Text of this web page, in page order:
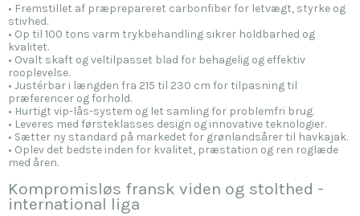
• Fremstillet af præprepareret carbonfiber for letvægt, styrke og
stivhed.
• Op til 100 tons varm trykbehandling sikrer holdbarhed og
kvalitet.
• Ovalt skaft og veltilpasset blad for behagelig og effektiv
rooplevelse.
• Justérbar i længden fra 215 til 230 cm for tilpasning til
præferencer og forhold.
• Hurtigt vip-lås-system og let samling for problemfri brug.
• Leveres med førsteklasses design og innovative teknologier.
• Sætter ny standard på markedet for grønlandsårer til havkajak.
• Oplev det bedste inden for kvalitet, præstation og ren roglæde
med åren.
Kompromisløs fransk viden og stolthed -
international liga